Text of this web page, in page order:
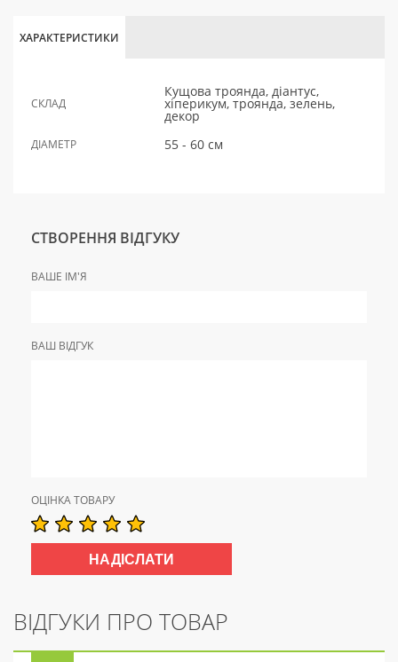
ХАРАКТЕРИСТИКИ
СКЛАД
Кущова троянда, діантус,
хіперикум, троянда, зелень,
декор
ДІАМЕТР 55 - 60 см
СТВОРЕННЯ ВІДГУКУ
ВАШЕ ІМ'Я
ВАШ ВІДГУК
ОЦІНКА ТОВАРУ
ВІДГУКИ ПРО ТОВАР